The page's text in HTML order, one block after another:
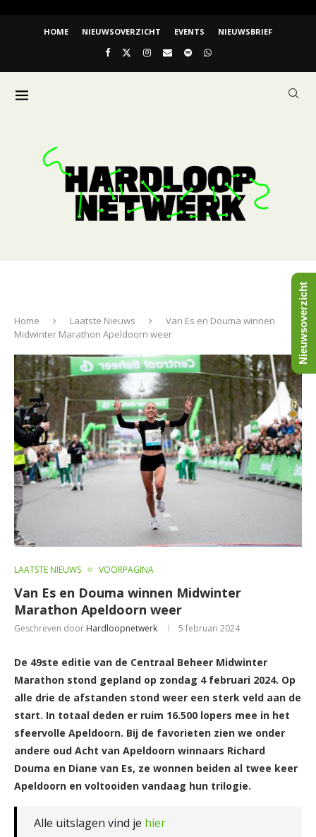
HOME NIEUWSOVERZICHT EVENTS NIEUWSBRIEF
Home Laatste Nieuws
Van Es en Douma winnen
Midwinter Marathon Apeldoorn weer
LAATSTE NIEUWS VOORPAGINA
Van Es en Douma winnen Midwinter
Marathon Apeldoorn weer
Geschreven door Hardloopnetwerk 5 februari 2024
De 49ste editie van de Centraal Beheer Midwinter
Marathon stond gepland op zondag 4 februari 2024. Op
alle drie de afstanden stond weer een sterk veld aan de
start. In totaal deden er ruim 16.500 lopers mee in het
sfeervolle Apeldoorn. Bij de favorieten zien we onder
andere oud Acht van Apeldoorn winnaars Richard
Douma en Diane van Es, ze wonnen beiden al twee keer
Apeldoorn en voltooiden vandaag hun trilogie.
Alle uitslagen vind je hier
Nieuwsoverzicht